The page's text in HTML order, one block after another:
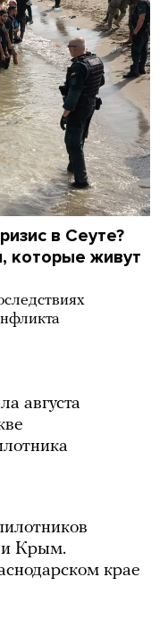
в Сеуте?
которые живут
августа
и Крым.
крае